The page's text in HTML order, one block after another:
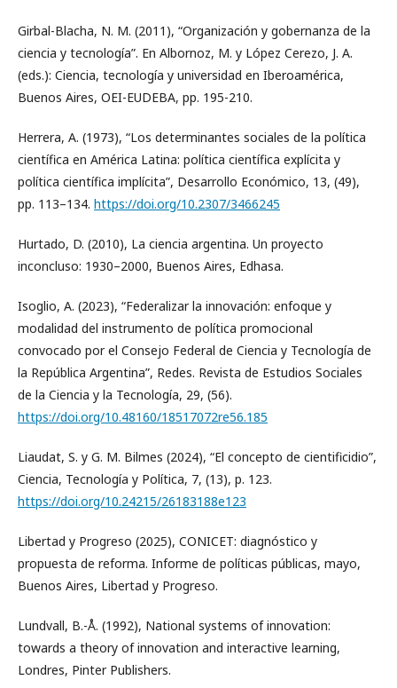
Girbal-Blacha, N. M. (2011), “Organización y gobernanza de la
ciencia y tecnología”. En Albornoz, M. y López Cerezo, J. A.
(eds.): Ciencia, tecnología y universidad en Iberoamérica,
Buenos Aires, OEI-EUDEBA, pp. 195-210.
Herrera, A. (1973), “Los determinantes sociales de la política
científica en América Latina: política científica explícita y
política científica implícita”, Desarrollo Económico, 13, (49),
pp. 113–134. https://doi.org/10.2307/3466245
Hurtado, D. (2010), La ciencia argentina. Un proyecto
inconcluso: 1930–2000, Buenos Aires, Edhasa.
Isoglio, A. (2023), “Federalizar la innovación: enfoque y
modalidad del instrumento de política promocional
convocado por el Consejo Federal de Ciencia y Tecnología de
la República Argentina”, Redes. Revista de Estudios Sociales
de la Ciencia y la Tecnología, 29, (56).
https://doi.org/10.48160/18517072re56.185
Liaudat, S. y G. M. Bilmes (2024), “El concepto de cientificidio”,
Ciencia, Tecnología y Política, 7, (13), p. 123.
https://doi.org/10.24215/26183188e123
Libertad y Progreso (2025), CONICET: diagnóstico y
propuesta de reforma. Informe de políticas públicas, mayo,
Buenos Aires, Libertad y Progreso.
Lundvall, B.-Å. (1992), National systems of innovation:
towards a theory of innovation and interactive learning,
Londres, Pinter Publishers.